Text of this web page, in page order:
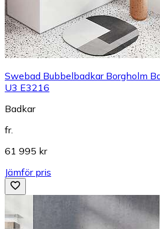
Swebad Bubbelbadkar Borgholm
U3 E3216
Badkar
fr.
61 995 kr
Jämför pris